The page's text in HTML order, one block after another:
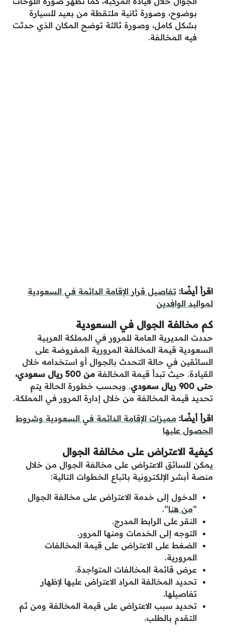
بوضوح، وصورة ثانية ملتقطة من بعيد للسيارة
بشكل كامل، وصورة ثالثة توضح المكان الذي حدثت
فيه المخالفة.
اقرأ أيضًا: تفاصيل قرار الإقامة الدائمة في السعودية
لمواليد الوافدين
كم مخالفة الجوال في السعودية
حددت المديرية العامة للمرور في المملكة العربية
السعودية قيمة المخالفة المرورية المفروضة على
السائقين في حالة التحدث بالجوال أو استخدامه خلال
القيادة. حيث تبدأ قيمة المخالفة
من 500 ريال سعودي،
حتى 900 ريال سعودي
. وبحسب خطورة الحالة يتم
تحديد قيمة المخالفة من خلال إدارة المرور في المملكة.
اقرأ أيضًا: مميزات الإقامة الدائمة في السعودية وشروط
الحصول عليها
كيفية الاعتراض على مخالفة الجوال
يمكن للسائق الاعتراض على مخالفة الجوال من خلال
منصة أبشر الإلكترونية باتباع الخطوات التالية:
الدخول إلى خدمة الاعتراض على مخالفة الجوال
“من هنا“.
النقر على الرابط المدرج.
التوجه إلى الخدمات ومنها المرور.
الضغط على الاعتراض على قيمة المخالفات
المرورية.
عرض قائمة المخالفات المتواجدة.
تحديد المخالفة المراد الاعتراض عليها لإظهار
تفاصيلها.
تحديد سبب الاعتراض على قيمة المخالفة ومن ثم
التقدم بالطلب.